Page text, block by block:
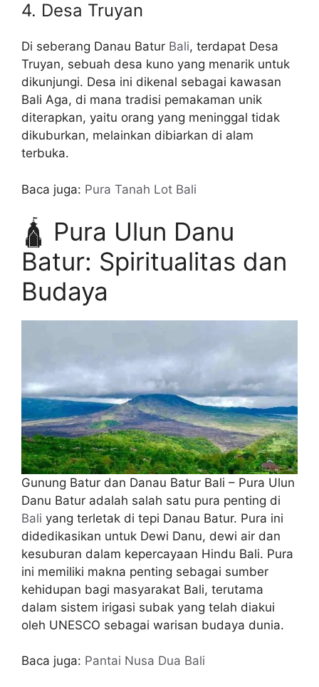
4. Desa Truyan
Di seberang Danau Batur Bali, terdapat Desa
Truyan, sebuah desa kuno yang menarik untuk
dikunjungi. Desa ini dikenal sebagai kawasan
Bali Aga, di mana tradisi pemakaman unik
diterapkan, yaitu orang yang meninggal tidak
dikuburkan, melainkan dibiarkan di alam
terbuka.
Baca juga: Pura Tanah Lot Bali
🛕 Pura Ulun Danu
Batur: Spiritualitas dan
Budaya
Gunung Batur dan Danau Batur Bali – Pura Ulun
Danu Batur adalah salah satu pura penting di
Bali yang terletak di tepi Danau Batur. Pura ini
didedikasikan untuk Dewi Danu, dewi air dan
kesuburan dalam kepercayaan Hindu Bali. Pura
ini memiliki makna penting sebagai sumber
kehidupan bagi masyarakat Bali, terutama
dalam sistem irigasi subak yang telah diakui
oleh UNESCO sebagai warisan budaya dunia.
Baca juga: Pantai Nusa Dua Bali